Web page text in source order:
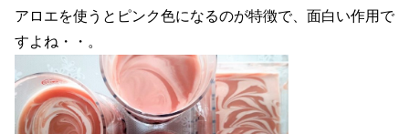
アロエを使うとピンク色になるのが特徴で、面白い作用で
すよね・・。